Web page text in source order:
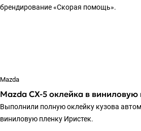
брендирование «Скорая помощь».
Mazda
Mazda CX-5 оклейка в виниловую
Выполнили полную оклейку кузова
виниловую пленку Иристек.